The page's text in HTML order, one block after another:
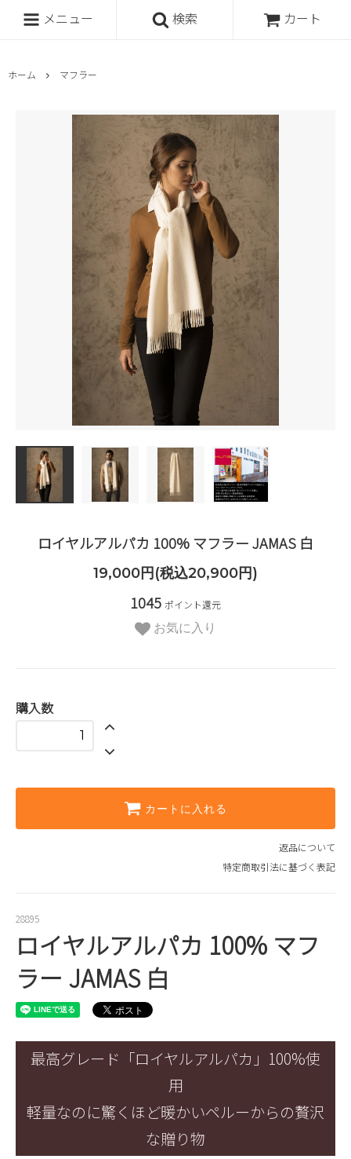
メニュー 検索 カート
ホーム マフラー
ロイヤルアルパカ 100% マフラー JAMAS 白
19,000円(税込20,900円)
1045 ポイント還元
お気に入り
購入数
カートに入れる
返品について
特定商取引法に基づく表記
28895
ロイヤルアルパカ 100% マフ
ラー JAMAS 白
最高グレード「ロイヤルアルパカ」100%使
用
軽量なのに驚くほど暖かいペルーからの贅沢
な贈り物